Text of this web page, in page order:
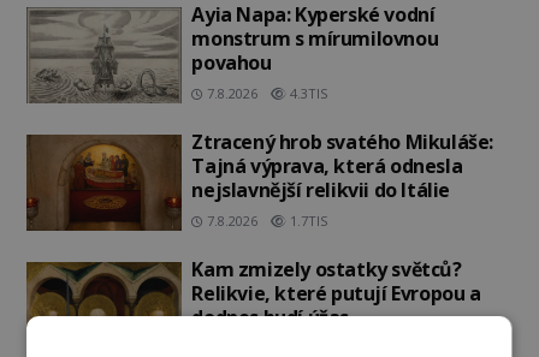
Ayia Napa: Kyperské vodní
monstrum s mírumilovnou
povahou
7.8.2026 4.3TIS
Ztracený hrob svatého Mikuláše:
Tajná výprava, která odnesla
nejslavnější relikvii do Itálie
7.8.2026 1.7TIS
Kam zmizely ostatky světců?
Relikvie, které putují Evropou a
dodnes budí úžas